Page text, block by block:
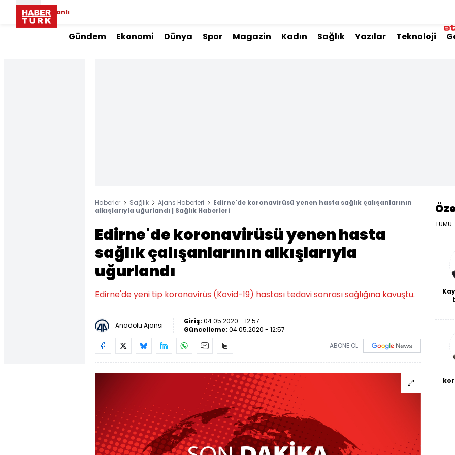
Canlı
Gündem Ekonomi Dünya Spor Magazin Kadın Sağlık Yazılar Teknoloji
Haberler Sağlık Ajans Haberleri
Edirne'de koronavirüsü yenen hasta sağlık çalışanlarının
alkışlarıyla uğurlandı | Sağlık Haberleri
Edirne'de koronavirüsü yenen hasta
sağlık çalışanlarının alkışlarıyla
uğurlandı
Edirne'de yeni tip koronavirüs (Kovid-19) hastası tedavi sonrası sağlığına kavuştu.
Anadolu Ajansı Giriş: 04.05.2020 - 12:57
Güncelleme: 04.05.2020 - 12:57
ABONE OL
TÜMÜ